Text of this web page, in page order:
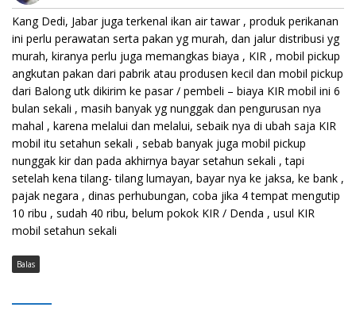
Kang Dedi, Jabar juga terkenal ikan air tawar , produk perikanan
ini perlu perawatan serta pakan yg murah, dan jalur distribusi yg
murah, kiranya perlu juga memangkas biaya , KIR , mobil pickup
angkutan pakan dari pabrik atau produsen kecil dan mobil pickup
dari Balong utk dikirim ke pasar / pembeli – biaya KIR mobil ini 6
bulan sekali , masih banyak yg nunggak dan pengurusan nya
mahal , karena melalui dan melalui, sebaik nya di ubah saja KIR
mobil itu setahun sekali , sebab banyak juga mobil pickup
nunggak kir dan pada akhirnya bayar setahun sekali , tapi
setelah kena tilang- tilang lumayan, bayar nya ke jaksa, ke bank ,
pajak negara , dinas perhubungan, coba jika 4 tempat mengutip
10 ribu , sudah 40 ribu, belum pokok KIR / Denda , usul KIR
mobil setahun sekali
Balas